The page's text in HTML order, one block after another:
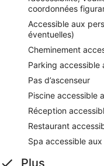
coordonnées
Accessible aux
éventuelles)
Cheminement
Parking accessible
Pas d’ascenseur
Piscine accessible
Réception
Restaurant
Spa accessible
Plus